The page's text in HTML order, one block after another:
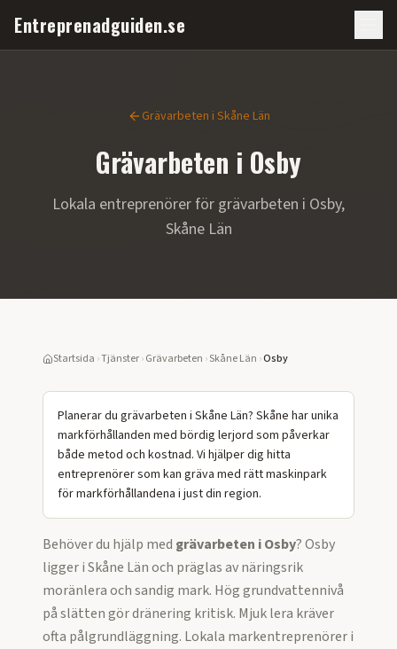
Entreprenadguiden.se
Grävarbeten i Skåne Län
Grävarbeten i Osby
Lokala entreprenörer för grävarbeten i Osby,
Skåne Län
Startsida ›Tjänster›Grävarbeten ›Skåne Län ›Osby
Planerar du grävarbeten i Skåne Län? Skåne har unika
markförhållanden med bördig lerjord som påverkar
både metod och kostnad. Vi hjälper dig hitta
entreprenörer som kan gräva med rätt maskinpark
för markförhållandena i just din region.
Behöver du hjälp med grävarbeten iOsby?Osby
ligger i Skåne Län och präglas av näringsrik
moränlera och sandig mark. Hög grundvattennivå
på slätten gör dränering kritisk. Mjuk lera kräver
ofta pålgrundläggning. Lokala markentreprenörer i